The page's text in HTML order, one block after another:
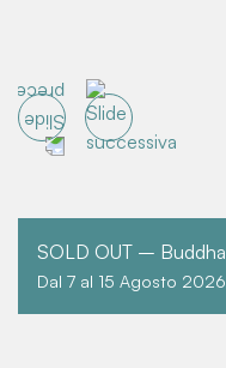
Dal 7 al 15 Agosto 2026